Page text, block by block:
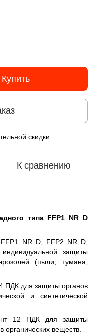
Купить
скидки
К сравнению
типа FFP1 NR D
NR D, FFP2 NR D,
защиты
(пыли, тумана,
ПДК для защиты органов
и синтетической
12 ПДК для защиты
веществ.